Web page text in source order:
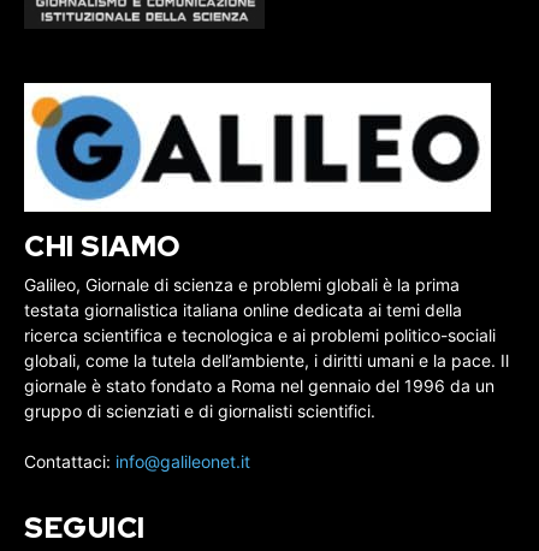
CHI SIAMO
Galileo, Giornale di scienza e problemi globali è la prima
testata giornalistica italiana online dedicata ai temi della
ricerca scientifica e tecnologica e ai problemi politico-sociali
globali, come la tutela dell’ambiente, i diritti umani e la pace. Il
giornale è stato fondato a Roma nel gennaio del 1996 da un
gruppo di scienziati e di giornalisti scientifici.
Contattaci: info@galileonet.it
SEGUICI